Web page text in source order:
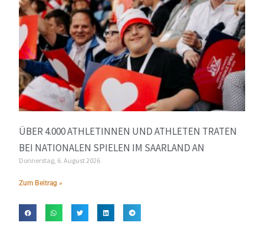
ÜBER 4.000 ATHLETINNEN UND ATHLETEN TRATEN
BEI NATIONALEN SPIELEN IM SAARLAND AN
Donnerstag, 6. August 2026
Zum Beitrag »